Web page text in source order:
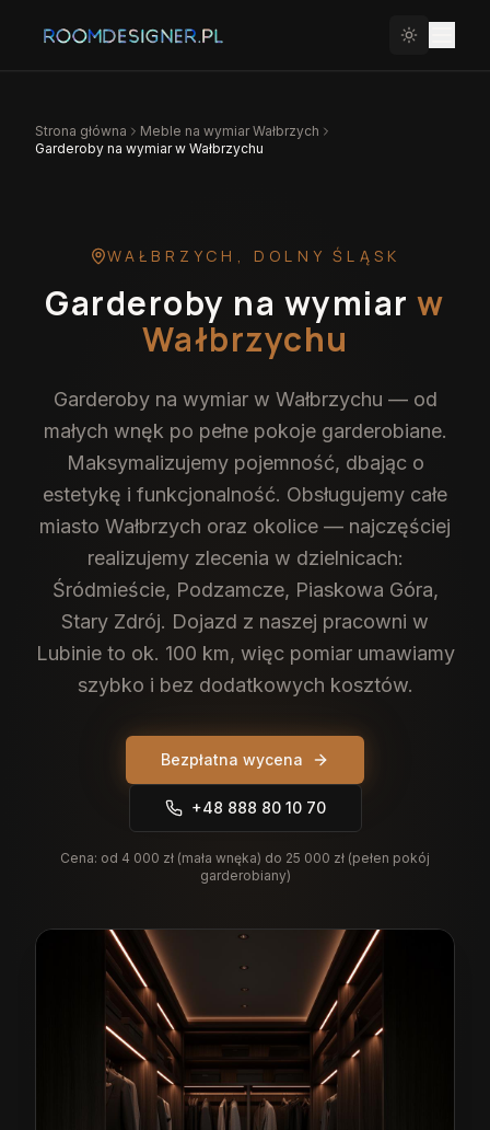
Strona główna Meble na wymiarWałbrzych
Garderoby na wymiar w Wałbrzychu
WAŁBRZYCH , DOLNY ŚLĄSK
Garderoby na wymiar w
Wałbrzychu
Garderoby na wymiar w Wałbrzychu — od
małych wnęk po pełne pokoje garderobiane.
Maksymalizujemy pojemność, dbając o
estetykę i funkcjonalność. Obsługujemy całe
miasto Wałbrzych oraz okolice — najczęściej
realizujemy zlecenia w dzielnicach:
Śródmieście, Podzamcze, Piaskowa Góra,
Stary Zdrój. Dojazd z naszej pracowni w
Lubinie to ok. 100 km, więc pomiar umawiamy
szybko i bez dodatkowych kosztów.
Bezpłatna wycena
+48 888 80 10 70
Cena: od 4 000 zł (mała wnęka) do 25 000 zł (pełen pokój
garderobiany)